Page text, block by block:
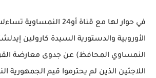
في حوار لها مع قناة أو24
الأوروبية والدستورية السيدة كارولين
النمساوي المحافظ) عن جدوى معارضة
اللاجئين الذين لم يحترموا قيم الجمهورية